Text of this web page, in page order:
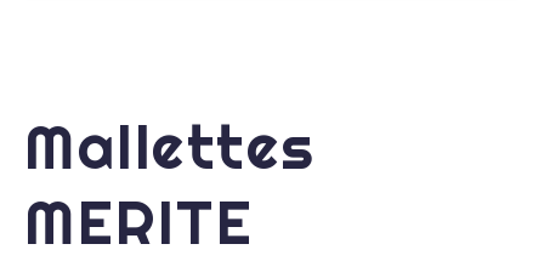
Mallettes
MERITE